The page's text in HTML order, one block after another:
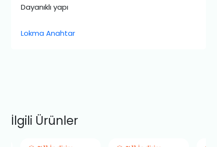
Dayanıklı yapı
Lokma Anahtar
İlgili Ürünler